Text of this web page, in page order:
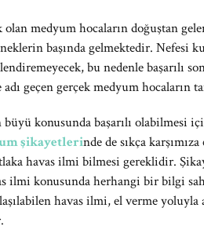
olan medyum hocaların doğuştan
başında gelmektedir. Nefesi
bu nedenle başarılı
adı geçen gerçek medyum hocaların
konusunda başarılı olabilmesi
şikayetlerinde de sıkça
havas ilmi bilmesi gereklidir.
ilmi konusunda herhangi bir bilgi
havas ilmi, el verme